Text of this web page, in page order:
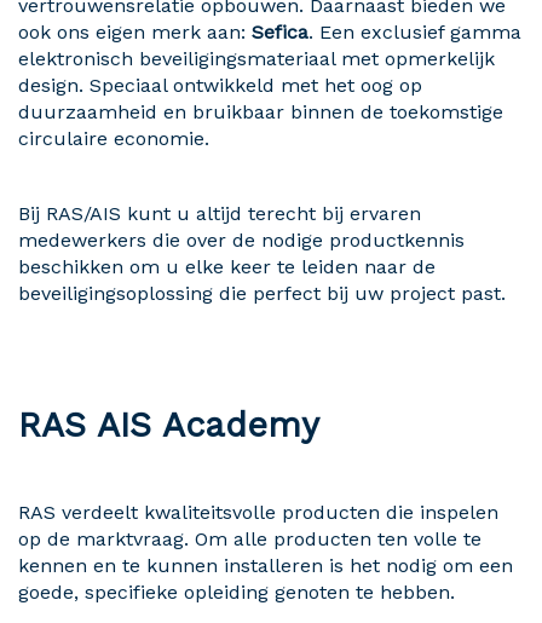
vertrouwensrelatie opbouwen. Daarnaast bieden we
ook ons eigen merk aan: Sefica. Een exclusief gamma
elektronisch beveiligingsmateriaal met opmerkelijk
design. Speciaal ontwikkeld met het oog op
duurzaamheid en bruikbaar binnen de toekomstige
circulaire economie.
Bij RAS/AIS kunt u altijd terecht bij ervaren
medewerkers die over de nodige productkennis
beschikken om u elke keer te leiden naar de
beveiligingsoplossing die perfect bij uw project past.
RAS AIS Academy
RAS verdeelt kwaliteitsvolle producten die inspelen
op de marktvraag. Om alle producten ten volle te
kennen en te kunnen installeren is het nodig om een
goede, specifieke opleiding genoten te hebben.